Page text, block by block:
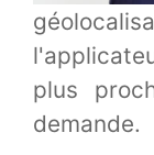
plus
demande.